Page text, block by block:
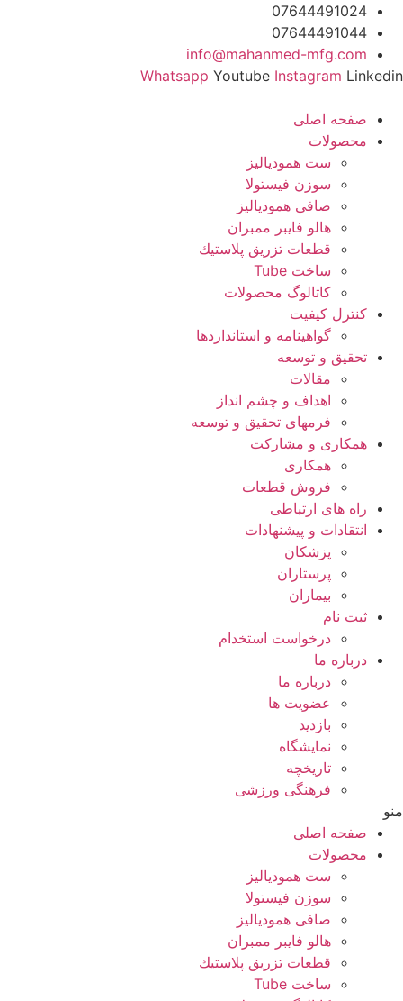
پرش
محتوا
07644491024
07644491044
info@mahanmed-mfg.com
Whatsapp Youtube Instagram Linkedin
صفحه اصلی
محصولات
ست همودیالیز
سوزن فیستولا
صافی همودیالیز
هالو فایبر ممبران
قطعات تزريق پلاستيك
ساخت Tube
کاتالوگ محصولات
کنترل کیفیت
گواهينامه و استانداردها
تحقيق و توسعه
مقالات
اهداف و چشم انداز
فرمهای تحقیق و توسعه
همکاری و مشارکت
همکاری
فروش قطعات
راه های ارتباطی
انتقادات و پيشنهادات
پزشكان
پرستاران
بيماران
ثبت نام
درخواست استخدام
درباره ما
درباره ما
عضویت ها
بازدید
نمایشگاه
تاريخچه
فرهنگی ورزشی
منو
صفحه اصلی
محصولات
ست همودیالیز
سوزن فیستولا
صافی همودیالیز
هالو فایبر ممبران
قطعات تزريق پلاستيك
ساخت Tube